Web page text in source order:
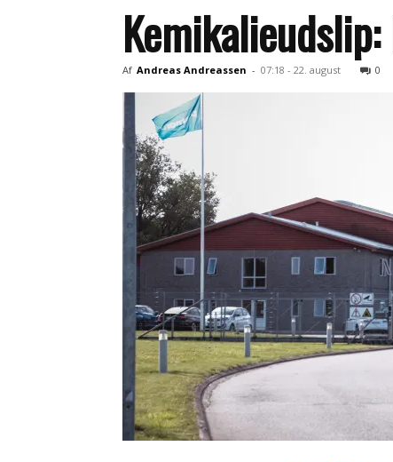
Af Andreas Andreassen - 07:18 - 22. august 0